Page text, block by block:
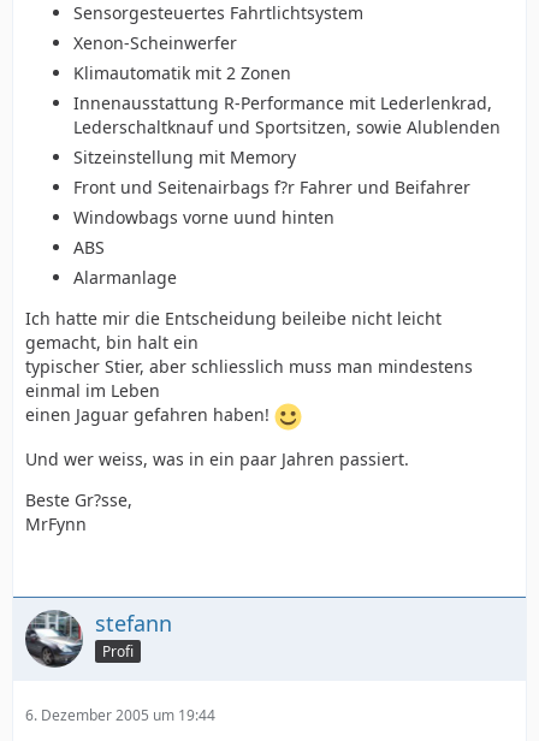
Sensorgesteuertes Fahrtlichtsystem
Xenon-Scheinwerfer
Klimautomatik mit 2 Zonen
Innenausstattung R-Performance mit Lederlenkrad,
Lederschaltknauf und Sportsitzen, sowie Alublenden
Sitzeinstellung mit Memory
Front und Seitenairbags f?r Fahrer und Beifahrer
Windowbags vorne uund hinten
ABS
Alarmanlage
Ich hatte mir die Entscheidung beileibe nicht leicht
gemacht, bin halt ein
typischer Stier, aber schliesslich muss man mindestens
einmal im Leben
einen Jaguar gefahren haben!
Und wer weiss, was in ein paar Jahren passiert.
Beste Gr?sse,
MrFynn
stefann
Profi
6. Dezember 2005 um 19:44